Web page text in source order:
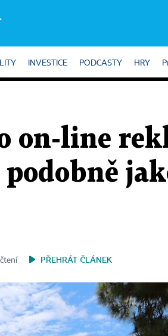
INVESTICE PODCASTY HRY
on-line
PŘEHRÁT ČLÁNEK